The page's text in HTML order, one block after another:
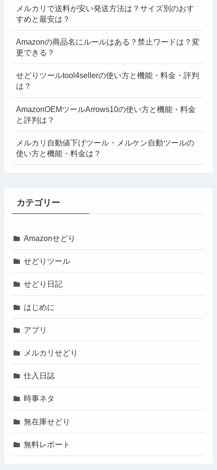
メルカリで送料が安い発送方法は？サイズ別のおす
すめと最安は？
Amazonの商品名にルールはある？禁止ワードは？変
更できる？
せどりツールtool4sellerの使い方と機能・料金・評判
は？
AmazonOEMツールArrows10の使い方と機能・料金
と評判は？
メルカリ自動値下げツール・メルケン自動ツールの
使い方と機能・料金は？
カテゴリー
Amazonせどり
せどりツール
せどり日記
はじめに
アプリ
メルカリせどり
仕入日誌
時事ネタ
無在庫せどり
無料レポート